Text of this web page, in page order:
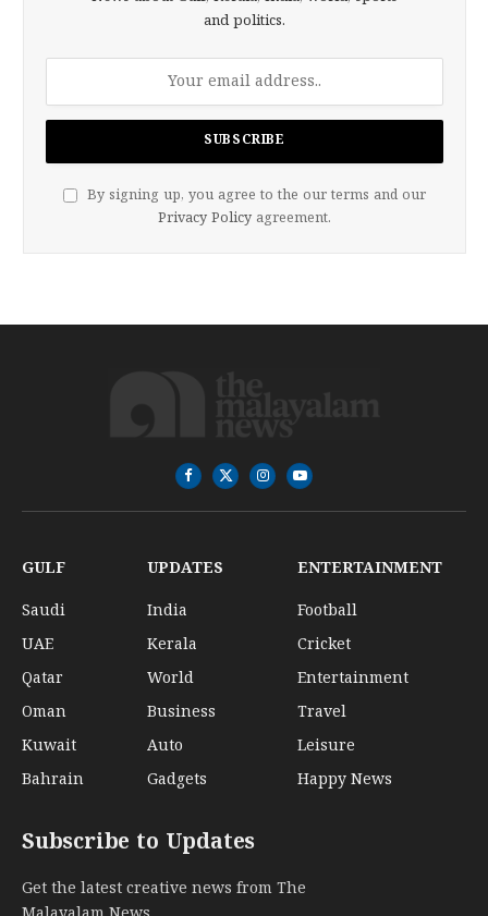
and politics.
By signing up, you agree to the our terms and our
Privacy Policy agreement.
Facebook
X
(Twitter)
InstagramYouTube
GULF
Saudi
UAE
Qatar
Oman
Kuwait
Bahrain
UPDATES
India
Kerala
World
Business
Auto
Gadgets
ENTERTAINMENT
Football
Cricket
Entertainment
Travel
Leisure
Happy News
Subscribe to Updates
Get the latest creative news from The